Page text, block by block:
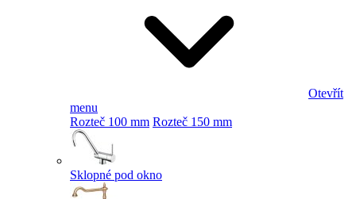
Otevřít
menu
Rozteč 100 mm Rozteč 150 mm
Sklopné pod okno